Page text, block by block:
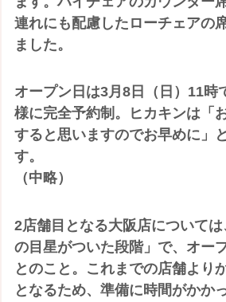
連れにも配慮したローチェアの
ました。
オープン日は3月8日（日）11時
様に完全予約制。ヒカキンは「
すると思いますのでお早めに」
す。
（中略）
2店舗目となる大阪店について
の目星がついた段階」で、オー
とのこと。これまでの店舗より
となるため、準備に時間がかか